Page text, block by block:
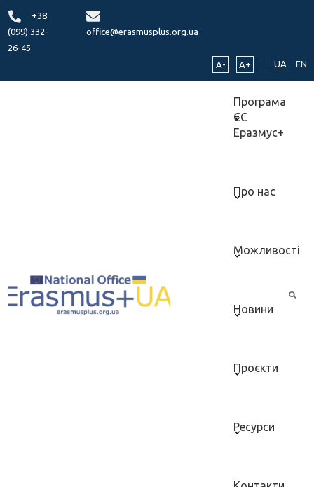
+38
(099) 332-
26-45
office@erasmusplus.org.ua
A- A+ UA EN
Програма
ЄС
Еразмус+
Про нас
Можливості
Новини
Проєкти
Ресурси